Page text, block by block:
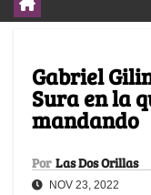
Gabriel
Sura en la
mandando
Por Las Dos Orillas
NOV 23, 2022